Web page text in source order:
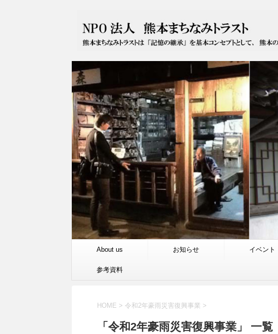
About us お知らせ イベント
参考資料
HOME > 令和2年豪雨災害復興事業 >
「令和2年豪雨災害復興事業」 一覧